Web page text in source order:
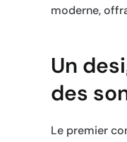
moderne,
Un
des
Le premier